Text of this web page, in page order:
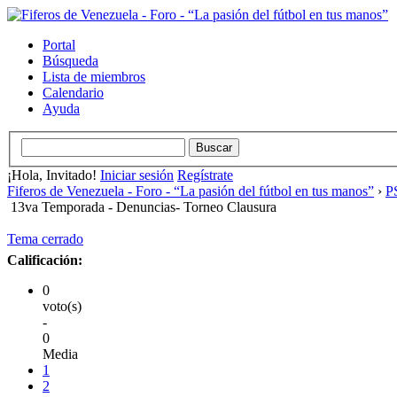
Portal
Búsqueda
Lista de miembros
Calendario
Ayuda
¡Hola, Invitado! Iniciar sesión Regístrate
Fiferos de Venezuela - Foro - “La pasión del fútbol en tus manos” ›
13va Temporada - Denuncias- Torneo Clausura
Tema cerrado
Calificación:
0
voto(s)
-
0
Media
1
2